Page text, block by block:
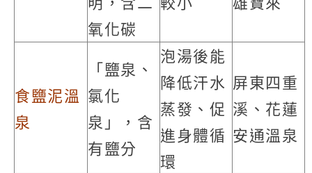
氧化碳
食鹽泥溫
泉
「鹽泉、
氯化
泉」，含
有鹽分
泡湯後能
降低汗水
蒸發、促
進身體循
環
屏東四重
溪、花蓮
安通溫泉